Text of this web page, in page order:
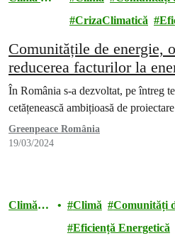
CrizaClimatică
Comunitățile de energie,
reducerea facturilor la
În România s-a dezvoltat, pe întreg
cetățenească ambițioasă de
Greenpeace România
19/03/2024
Climă și
Climă
Comunități
Eficiență Energetică